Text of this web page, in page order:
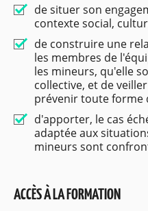
de situer son
contexte social,
de construire une
les membres de
les mineurs, qu'elle
collective, et de
prévenir toute forme
d'apporter, le cas
adaptée aux
mineurs sont
ACCÈS À LA FORMATION